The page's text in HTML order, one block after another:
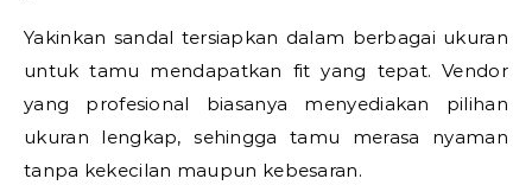
Yakinkan sandal tersiapkan dalam berbagai ukuran
untuk tamu mendapatkan fit yang tepat. Vendor
yang profesional biasanya menyediakan pilihan
ukuran lengkap, sehingga tamu merasa nyaman
tanpa kekecilan maupun kebesaran.